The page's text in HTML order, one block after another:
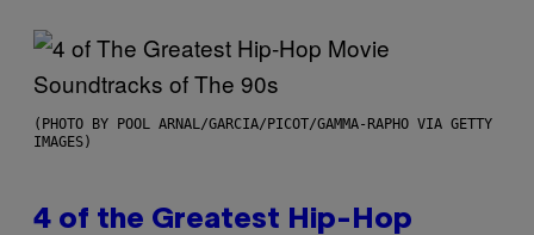
(PHOTO BY POOL ARNAL/GARCIA/PICOT/GAMMA-RAPHO VIA GETTY
IMAGES)
4 of the Greatest Hip-Hop